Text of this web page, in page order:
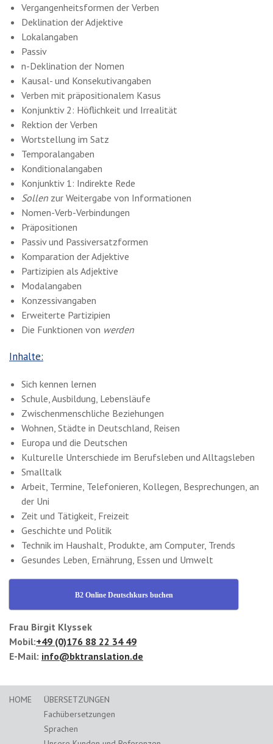
Vergangenheitsformen der Verben
Deklination der Adjektive
Lokalangaben
Passiv
n-Deklination der Nomen
Kausal- und Konsekutivangaben
Verben mit präpositionalem Kasus
Konjunktiv 2: Höflichkeit und Irrealität
Rektion der Verben
Wortstellung im Satz
Temporalangaben
Konditionalangaben
Konjunktiv 1: Indirekte Rede
Sollen zur Weitergabe von Informationen
Nomen-Verb-Verbindungen
Präpositionen
Passiv und Passiversatzformen
Komparation der Adjektive
Partizipien als Adjektive
Modalangaben
Konzessivangaben
Erweiterte Partizipien
Die Funktionen von werden
Inhalte:
Sich kennen lernen
Schule, Ausbildung, Lebensläufe
Zwischenmenschliche Beziehungen
Wohnen, Städte in Deutschland, Reisen
Europa und die Deutschen
Kulturelle Unterschiede im Berufsleben und Alltagsleben
Smalltalk
Arbeit, Termine, Telefonieren, Kollegen, Besprechungen, an
der Uni
Zeit und Tätigkeit, Freizeit
Geschichte und Politik
Technik im Haushalt, Produkte, am Computer, Trends
Gesundes Leben, Ernährung, Essen und Umwelt
B2 Online Deutschkurs buchen
Frau Birgit Klyssek
Mobil:+49 (0)176 88 22 34 49
E-Mail: info@bktranslation.de
HOME
ÜBERSETZUNGEN
Fachübersetzungen
Sprachen